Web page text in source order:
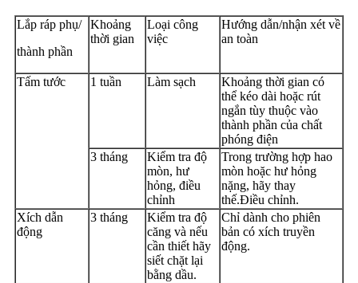
Lắp ráp phụ/
thành phần
Khoảng
thời gian
Loại công
việc
Hướng dẫn/nhận xét về
an toàn
Tấm tước 1 tuần Làm sạch
Khoảng thời gian có
thể kéo dài hoặc rút
ngắn tùy thuộc vào
thành phần của chất
phóng điện
3 tháng
Kiểm tra độ
mòn, hư
hỏng, điều
chỉnh
Trong trường hợp hao
mòn hoặc hư hỏng
nặng, hãy thay
thế.Điều chỉnh.
Xích dẫn
động
3 tháng
Kiểm tra độ
căng và nếu
cần thiết hãy
siết chặt lại
bằng dầu.
Chỉ dành cho phiên
bản có xích truyền
động.